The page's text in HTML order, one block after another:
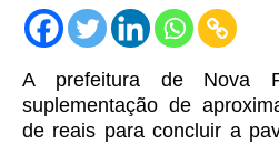
A prefeitura de Nova
suplementação de
de reais para concluir a